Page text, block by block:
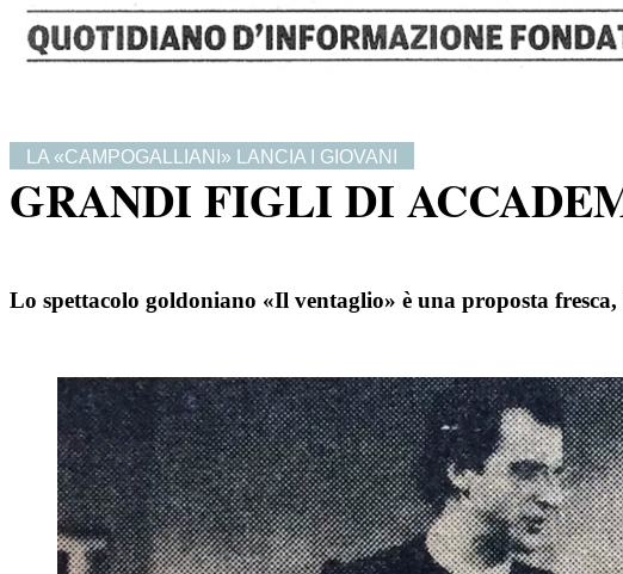
LA «CAMPOGALLIANI» LANCIA I GIOVANI
GRANDI FIGLI DI
Lo spettacolo goldoniano «Il ventaglio» è una proposta